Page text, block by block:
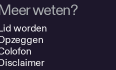
weten?
worden